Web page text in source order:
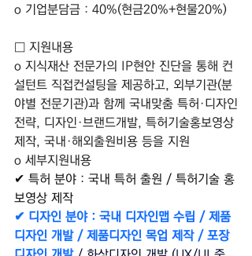
o 기업분담금 : 40%(현금20%+현물20%)
□ 지원내용
o 지식재산 전문가의 IP현안 진단을 통해 컨
설턴트 직접컨설팅을 제공하고, 외부기관(분
야별 전문기관)과 함께 국내맞춤 특허·디자인
전략, 디자인·브랜드개발, 특허기술홍보영상
제작, 국내·해외출원비용 등을 지원
o 세부지원내용
✔ 특허 분야 : 국내 특허 출원 / 특허기술 홍
보영상 제작
✔ 디자인 분야 : 국내 디자인맵 수립 / 제품
디자인 개발 / 제품디자인 목업 제작 / 포장